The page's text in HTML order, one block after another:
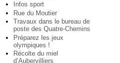
Infos sport
Rue du Moutier
Travaux dans le bureau de
poste des Quatre-Chemins
Préparez les jeux
olympiques !
Récolte du miel
d’Aubervilliers